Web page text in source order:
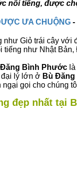
nổi tiếng, được
ƯA CHUỘNG -
Giỏ trái cây với
như Nhật
Bình Phước
đại lý lớn ở Bù
gọi cho chúng
đẹp nhất tại